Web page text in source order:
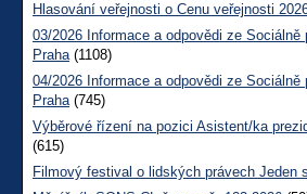
Hlasování veřejnosti o Cenu veřejnosti
03/2026 Informace a odpovědi ze Sociálně
Praha(1108)
04/2026 Informace a odpovědi ze Sociálně
Praha(745)
Výběrové řízení na pozici Asistent/ka
(615)
Filmový festival o lidských právech Jeden